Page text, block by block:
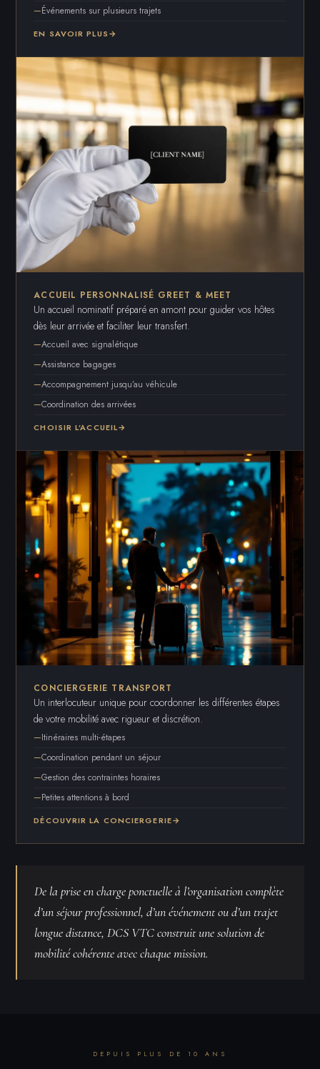
Événements sur plusieurs trajets
EN SAVOIR PLUS
ACCUEIL PERSONNALISÉ GREET & MEET
Un accueil nominatif préparé en amont pour guider vos hôtes
dès leur arrivée et faciliter leur transfert.
Accueil avec signalétique
Assistance bagages
Accompagnement jusqu’au véhicule
Coordination des arrivées
CHOISIR L’ACCUEIL
CONCIERGERIE TRANSPORT
Un interlocuteur unique pour coordonner les différentes étapes
de votre mobilité avec rigueur et discrétion.
Itinéraires multi-étapes
Coordination pendant un séjour
Gestion des contraintes horaires
Petites attentions à bord
DÉCOUVRIR LA CONCIERGERIE
De la prise en charge ponctuelle à l’organisation complète
d’un séjour professionnel, d’un événement ou d’un trajet
longue distance, DCS VTC construit une solution de
mobilité cohérente avec chaque mission.
DEPUIS PLUS DE 10 ANS